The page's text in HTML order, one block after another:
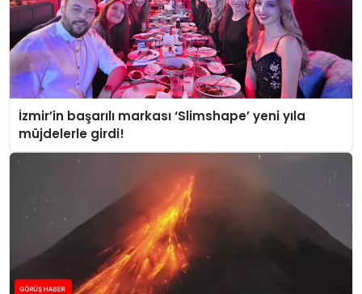
İzmir’in başarılı markası ‘Slimshape’ yeni yıla
müjdelerle girdi!